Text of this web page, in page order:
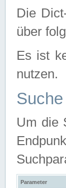
Die
über
Es ist
nutzen.
Um die
Parameter